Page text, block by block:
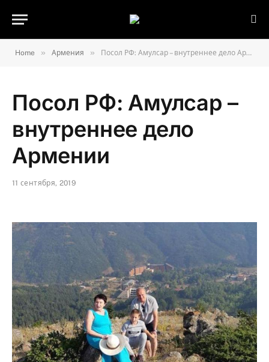
Home » Армения » Посол РФ: Амулсар – внутреннее дело Армении
Посол РФ: Амулсар –
внутреннее дело
Армении
11 сентября, 2019